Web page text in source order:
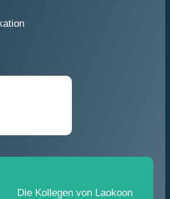
Die Kollegen von Laokoon